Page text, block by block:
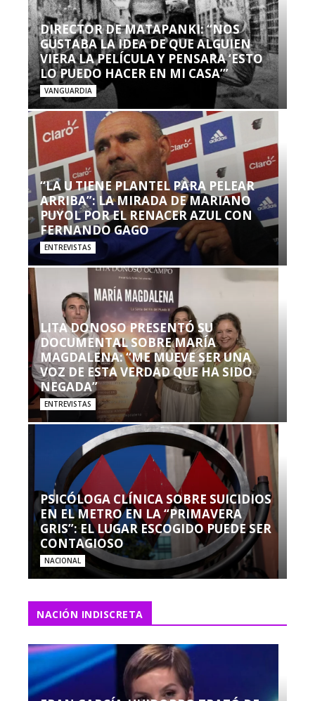
DIRECTOR DE MATAPANKI: “NOS
GUSTABA LA IDEA DE QUE ALGUIEN
VIERA LA PELÍCULA Y PENSARA ‘ESTO
LO PUEDO HACER EN MI CASA’”
VANGUARDIA
“LA U TIENE PLANTEL PARA PELEAR
ARRIBA”: LA MIRADA DE MARIANO
PUYOL POR EL RENACER AZUL CON
FERNANDO GAGO
ENTREVISTAS
LITA DONOSO PRESENTÓ SU
DOCUMENTAL SOBRE MARÍA
MAGDALENA: “ME MUEVE SER UNA
VOZ DE ESTA VERDAD QUE HA SIDO
NEGADA”
ENTREVISTAS
PSICÓLOGA CLÍNICA SOBRE SUICIDIOS
EN EL METRO EN LA “PRIMAVERA
GRIS”: EL LUGAR ESCOGIDO PUEDE SER
CONTAGIOSO
NACIONAL
NACIÓN INDISCRETA